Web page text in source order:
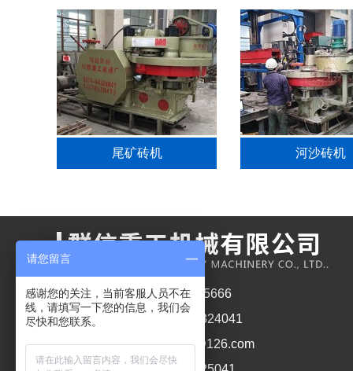
尾矿砖机 河沙砖机
销售电话1： 13027615666
销售电话2： 0371-64324041
公司邮箱： qunxinjx@126.com
请您留言
感谢您的关注，当前客服人员不在
线，请填写一下您的信息，我们会
尽快和您联系。